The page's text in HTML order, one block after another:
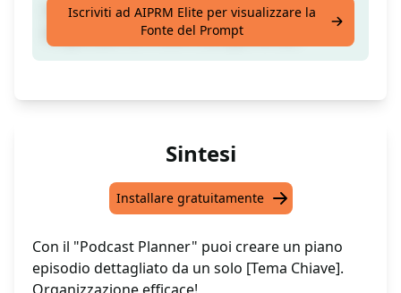
Crea un piano di episodio podcast da una
singola parola chiave di [Argomento]
Iscriviti ad AIPRM Elite per visualizzare la
Fonte del Prompt
Sintesi
Installare gratuitamente
Con il "Podcast Planner" puoi creare un piano
episodio dettagliato da un solo [Tema Chiave].